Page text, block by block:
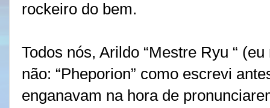
rockeiro do bem.
Todos nós, Arildo “Mestre Ryu “
não: “Pheporion” como escrevi
enganavam na hora de